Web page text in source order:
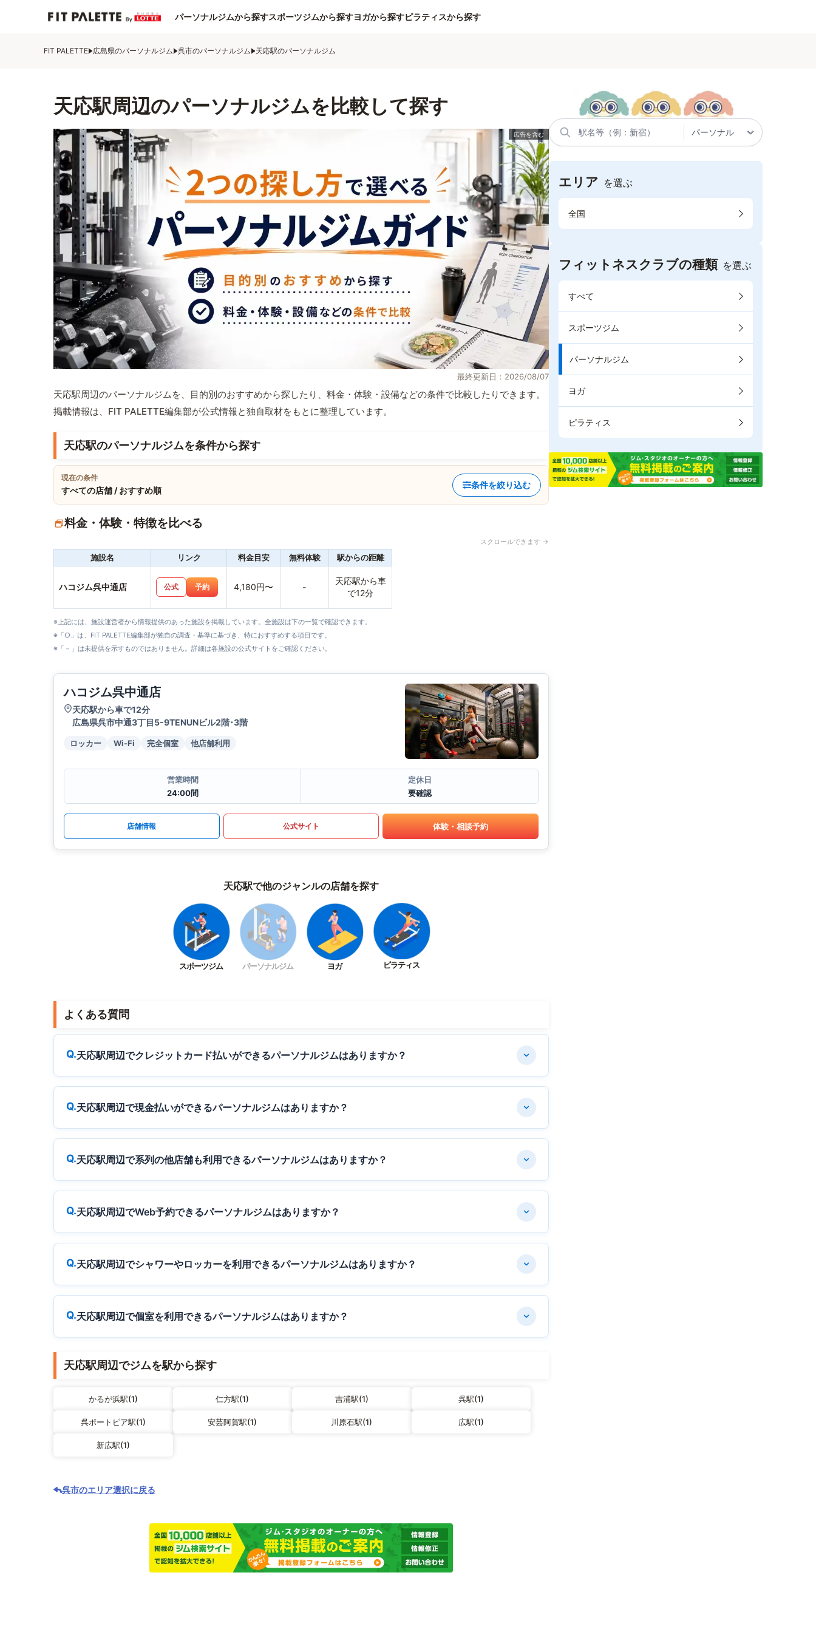
パーソナルジムから探すスポーツジムから探すヨガから探すピラティスから探す
FIT PALETTE 広島県のパーソナルジム 呉市のパーソナルジム 天応駅のパーソナルジム
天応駅周辺のパーソナルジムを比較して探す
最終更新日：2026/08/07
天応駅周辺のパーソナルジムを、目的別のおすすめから探したり、料金・体験・設備などの条件で比較したりできます。
掲載情報は、FIT PALETTE編集部が公式情報と独自取材をもとに整理しています。
天応駅のパーソナルジムを条件から探す
現在の条件
すべての店舗 / おすすめ順
条件を絞り込む
料金・体験・特徴を比べる
スクロールできます →
施設名 リンク 料金目安 無料体験 駅からの距離
ハコジム呉中通店 公式 予約 4,180円〜 -
天応駅から車
で12分
※上記には、施設運営者から情報提供のあった施設を掲載しています。全施設は下の一覧で確認できます。
※「○」は、FIT PALETTE編集部が独自の調査・基準に基づき、特におすすめする項目です。
※「－」は未提供を示すものではありません。詳細は各施設の公式サイトをご確認ください。
ハコジム呉中通店
天応駅から車で12分
広島県呉市中通3丁目5-9TENUNビル2階･3階
ロッカー Wi-Fi 完全個室 他店舗利用
営業時間
24:00間
定休日
要確認
店舗情報 公式サイト 体験・相談予約
天応駅で他のジャンルの店舗を探す
スポーツジム パーソナルジム ヨガ ピラティス
よくある質問
天応駅周辺でクレジットカード払いができるパーソナルジムはありますか？
天応駅周辺で現金払いができるパーソナルジムはありますか？
天応駅周辺で系列の他店舗も利用できるパーソナルジムはありますか？
天応駅周辺でWeb予約できるパーソナルジムはありますか？
天応駅周辺でシャワーやロッカーを利用できるパーソナルジムはありますか？
天応駅周辺で個室を利用できるパーソナルジムはありますか？
天応駅周辺でジムを駅から探す
かるが浜駅(1) 仁方駅(1) 吉浦駅(1) 呉駅(1)
呉ポートピア駅(1) 安芸阿賀駅(1) 川原石駅(1) 広駅(1)
新広駅(1)
呉市のエリア選択に戻る
エリア を選ぶ
全国
フィットネスクラブの種類 を選ぶ
すべて
スポーツジム
パーソナルジム
ヨガ
ピラティス